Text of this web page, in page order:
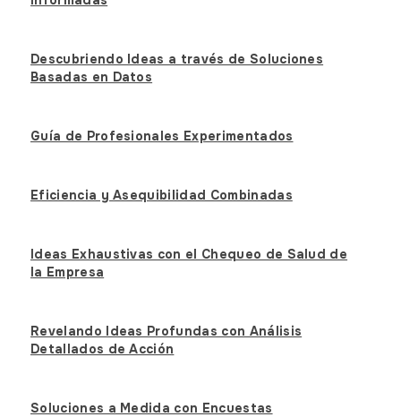
Descubriendo Ideas a través de Soluciones
Basadas en Datos
Guía de Profesionales Experimentados
Eficiencia y Asequibilidad Combinadas
Ideas Exhaustivas con el Chequeo de Salud de
la Empresa
Revelando Ideas Profundas con Análisis
Detallados de Acción
Soluciones a Medida con Encuestas